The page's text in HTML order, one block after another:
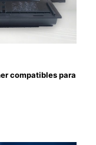
compatibles para